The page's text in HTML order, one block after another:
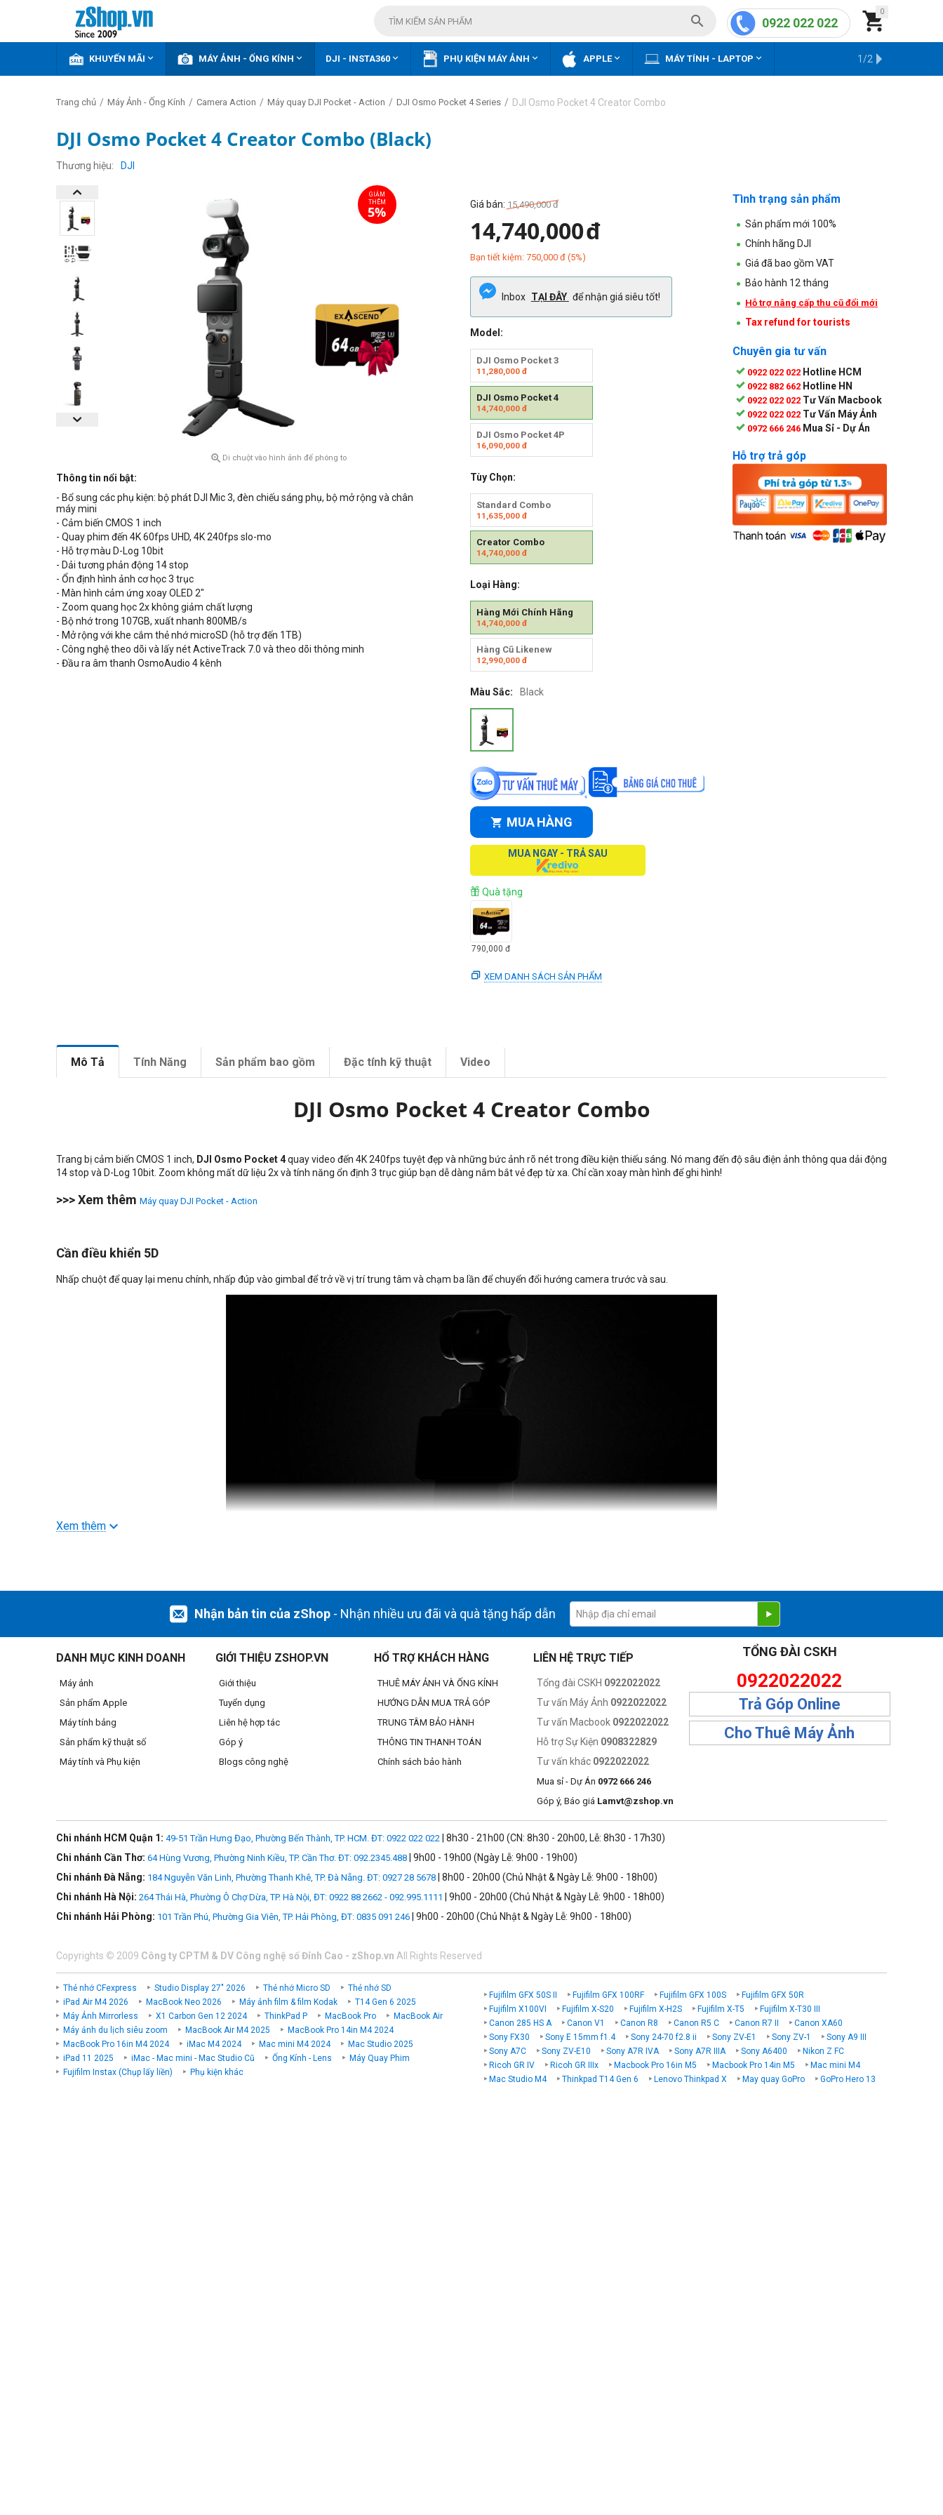
0

0922 022 022

KHUYẾN MÃI  MÁY ẢNH - ỐNG KÍNH  DJI - INSTA360  PHỤ KIỆN MÁY ẢNH  APPLE MÁY TÍNH - LAPTOP  KHO HÀNG CŨ
1/2
Trang chủ / Máy Ảnh - Ống Kính / Camera Action / Máy quay DJI Pocket - Action / DJI Osmo Pocket 4 Series / DJI Osmo Pocket 4 Creator Combo
DJI Osmo Pocket 4 Creator Combo (Black)
Thương hiệu DJI
 Di chuột vào hình ảnh để phóng to
Thông tin nổi bật:
- Bổ sung các phụ kiện: bộ phát DJI Mic 3, đèn chiếu sáng phụ, bộ mở rộng và chân
máy mini
- Cảm biến CMOS 1 inch
- Quay phim đến 4K 60fps UHD, 4K 240fps slo-mo
- Hỗ trợ màu D-Log 10bit
- Dải tương phản động 14 stop
- Ổn định hình ảnh cơ học 3 trục
- Màn hình cảm ứng xoay OLED 2"
- Zoom quang học 2x không giảm chất lượng
- Bộ nhớ trong 107GB, xuất nhanh 800MB/s
- Mở rộng với khe cắm thẻ nhớ microSD (hỗ trợ đến 1TB)
- Công nghệ theo dõi và lấy nét ActiveTrack 7.0 và theo dõi thông minh
- Đầu ra âm thanh OsmoAudio 4 kênh
Giá bán: 15,490,000 đ
14,740,000đ
Bạn tiết kiệm: 750,000đ(5%)
Inbox TẠI ĐÂY để nhận giá siêu tốt!
Model:
DJI Osmo Pocket 3
11,280,000đ
DJI Osmo Pocket 4
14,740,000đ
DJI Osmo Pocket 4P
16,090,000đ
Tùy Chọn:
Standard Combo
11,635,000đ
Creator Combo
14,740,000đ
Loại Hàng:
Hàng Mới Chính Hãng
14,740,000đ
Hàng Cũ Likenew
12,990,000đ
Màu Sắc: Black
MUA HÀNG
MUA NGAY - TRẢ SAU
Quà tặng
790,000 đ
XEM DANH SÁCH SẢN PHẨM
Tình trạng sản phẩm
Sản phẩm mới 100%
Chính hãng DJI
Giá đã bao gồm VAT
Bảo hành 12 tháng
Hỗ trợ nâng cấp thu cũ đổi mới
Tax refund for tourists
Chuyên gia tư vấn
0922 022 022 Hotline HCM
0922 882 662 Hotline HN
0922 022 022 Tư Vấn Macbook
0922 022 022 Tư Vấn Máy Ảnh
0972 666 246 Mua Sỉ - Dự Án
Hỗ trợ trả góp
Mô Tả Tính Năng Sản phẩm bao gồm Đặc tính kỹ thuật Video
DJI Osmo Pocket 4 Creator Combo
Trang bị cảm biến CMOS 1 inch, DJI Osmo Pocket 4​​quay video đến 4K 240fps tuyệt đẹp và những bức ảnh rõ nét trong điều kiện thiếu sáng. Nó mang đến độ sâu điện ảnh thông qua dải động
14 stop và D-Log 10bit. Zoom không mất dữ liệu 2x và tính năng ổn định 3 trục giúp bạn dễ dàng nắm bắt vẻ đẹp từ xa. Chỉ cần xoay màn hình để ghi hình!
>>> Xem thêm Máy quay DJI Pocket - Action
Cần điều khiển 5D
Nhấp chuột để quay lại menu chính, nhấp đúp vào gimbal để trở về vị trí trung tâm và chạm ba lần để chuyển đổi hướng camera trước và sau.
Nhấn và giữ nút C (custom) để kích hoạt chức năng cài đặt sẵn tùy chỉnh.
Màn hình xoay 2 inch
DJI Osmo Pocket 4 trang bị màn hình OLED 1000 nit hỗ trợ chụp ảnh màn hình xoay.
Xem thêm
Nhận bản tin của zShop - Nhận nhiều ưu đãi và quà tặng hấp dẫn
DANH MỤC KINH DOANH
Máy ảnh
Sản phẩm Apple
Máy tính bảng
Sản phẩm kỹ thuật số
Máy tính và Phụ kiện
GIỚI THIỆU ZSHOP.VN
Giới thiệu
Tuyển dụng
Liên hệ hợp tác
Góp ý
Blogs công nghệ
HỔ TRỢ KHÁCH HÀNG
THUÊ MÁY ẢNH VÀ ỐNG KÍNH
HƯỚNG DẪN MUA TRẢ GÓP
TRUNG TÂM BẢO HÀNH
THÔNG TIN THANH TOÁN
Chính sách bảo hành
LIÊN HỆ TRỰC TIẾP
Tổng đài CSKH 0922022022
Tư vấn Máy Ảnh 0922022022
Tư vấn Macbook 0922022022
Hỗ trợ Sự Kiện 0908322829
Tư vấn khác 0922022022
Mua sỉ - Dự Án 0972 666 246
Góp ý, Báo giá Lamvt@zshop.vn
TỔNG ĐÀI CSKH
0922022022
Trả Góp Online
Cho Thuê Máy Ảnh
Chi nhánh HCM Quận 1: 49-51 Trần Hưng Đạo, Phường Bến Thành, TP. HCM. ĐT: 0922 022 022 | 8h30 - 21h00 (CN: 8h30 - 20h00, Lễ: 8h30 - 17h30)
Chi nhánh Cần Thơ: 64 Hùng Vương, Phường Ninh Kiều, TP. Cần Thơ. ĐT: 092.2345.488 | 9h00 - 19h00 (Ngày Lễ: 9h00 - 19h00)
Chi nhánh Đà Nẵng: 184 Nguyễn Văn Linh, Phường Thanh Khê, TP. Đà Nẵng. ĐT: 0927 28 5678 | 8h00 - 20h00 (Chủ Nhật & Ngày Lễ: 9h00 - 18h00)
Chi nhánh Hà Nội: 264 Thái Hà, Phường Ô Chợ Dừa, TP. Hà Nội, ĐT: 0922 88 2662 - 092.995.1111
| 9h00 - 20h00 (Chủ Nhật & Ngày Lễ: 9h00 - 18h00)
Chi nhánh Hải Phòng: 101 Trần Phú, Phường Gia Viên, TP. Hải Phòng, ĐT: 0835 091 246 | 9h00 - 20h00 (Chủ Nhật & Ngày Lễ: 9h00 - 18h00)
Copyrights © 2009 Công ty CPTM & DV Công nghệ số Đỉnh Cao - zShop.vn All Rights Reserved
Thẻ nhớ CFexpress Studio Display 27" 2026 Thẻ nhớ Micro SD
Thẻ nhớ SD
iPad Air M4 2026
MacBook Neo 2026 Máy ảnh film & film Kodak
T14 Gen 6 2025
Máy Ảnh Mirrorless
X1 Carbon Gen 12 2024 ThinkPad P MacBook Pro
MacBook Air
Máy ảnh du lịch siêu zoom
MacBook Air M4 2025
MacBook Pro 14in M4 2024
MacBook Pro 16in M4 2024
iMac M4 2024 Mac mini M4 2024
Mac Studio 2025
iPad 11 2025
iMac - Mac mini - Mac Studio Cũ Ống Kính - Lens
Máy Quay Phim
Fujifilm Instax (Chụp lấy liền)
Phụ kiện khác
Fujifilm GFX 50S II Fujifilm GFX 100RF Fujifilm GFX 100S
Fujifilm GFX 50R
Fujifilm X100VI
Fujifilm X-S20 Fujifilm X-H2S Fujifilm X-T5
Fujifilm X-T30 III
Canon 285 HS A
Canon V1 Canon R8 Canon R5 C Canon R7 II
Canon XA60
Sony FX30
Sony E 15mm f1.4 Sony 24-70 f2.8 ii Sony ZV-E1 Sony ZV-1
Sony A9 III
Sony A7C
Sony ZV-E10 Sony A7R IVA Sony A7R IIIA Sony A6400
Nikon Z FC
Ricoh GR IV
Ricoh GR IIIx Macbook Pro 16in M5 Macbook Pro 14in M5
Mac mini M4
Mac Studio M4
Thinkpad T14 Gen 6 Lenovo Thinkpad X May quay GoPro GoPro Hero 13